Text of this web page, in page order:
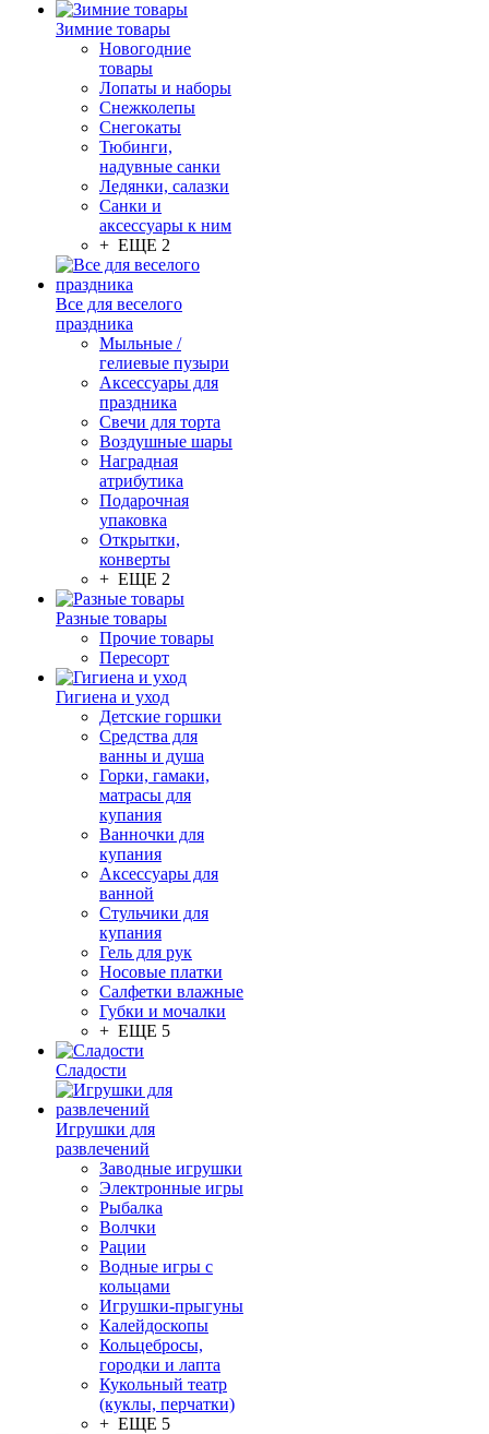
Зимние товары
Новогодние
товары
Лопаты и наборы
Снежколепы
Снегокаты
Тюбинги,
надувные санки
Ледянки, салазки
Санки и
аксессуары к ним
+ ЕЩЕ 2
Все для веселого
праздника
Мыльные /
гелиевые пузыри
Аксессуары для
праздника
Свечи для торта
Воздушные шары
Наградная
атрибутика
Подарочная
упаковка
Открытки,
конверты
+ ЕЩЕ 2
Разные товары
Прочие товары
Пересорт
Гигиена и уход
Детские горшки
Средства для
ванны и душа
Горки, гамаки,
матрасы для
купания
Ванночки для
купания
Аксессуары для
ванной
Стульчики для
купания
Гель для рук
Носовые платки
Салфетки влажные
Губки и мочалки
+ ЕЩЕ 5
Сладости
Игрушки для
развлечений
Заводные игрушки
Электронные игры
Рыбалка
Волчки
Рации
Водные игры с
кольцами
Игрушки-прыгуны
Калейдоскопы
Кольцебросы,
городки и лапта
Кукольный театр
(куклы, перчатки)
+ ЕЩЕ 5